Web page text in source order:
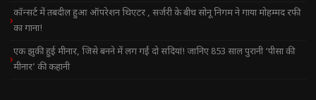
कॉन्सर्ट में तबदील हुआ ऑपरेशन थिएटर , सर्जरी के बीच सोनू निगम ने गाया मोहम्मद रफी
का गाना!
एक झुकी हुई मीनार, जिसे बनने में लग गईं दो सदियां! जानिए 853 साल पुरानी ‘पीसा की
मीनार’ की कहानी